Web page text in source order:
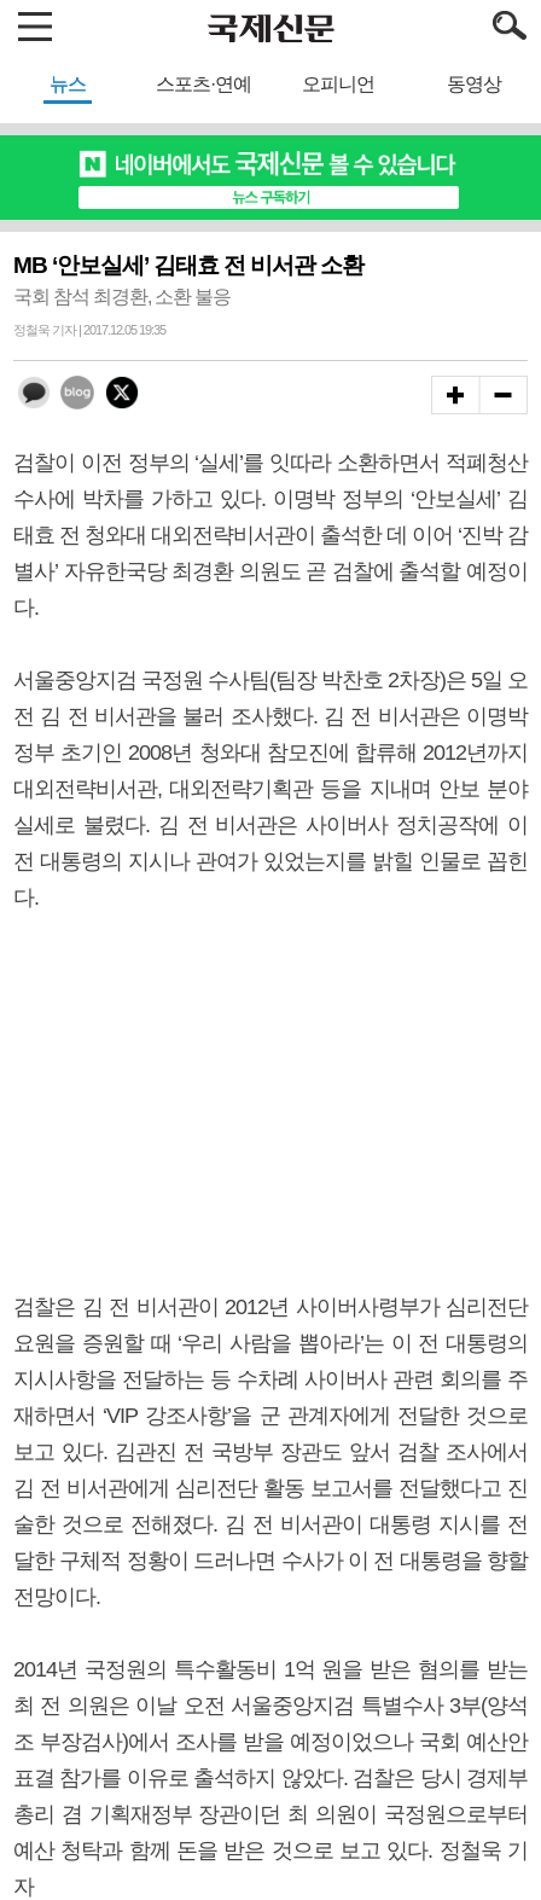
뉴스 스포츠·연예 오피니언 동영상
MB ‘안보실세’ 김태효 전 비서관 소환
국회 참석 최경환, 소환 불응
정철욱 기자 | 2017.12.05 19:35
검찰이 이전 정부의 ‘실세’를 잇따라 소환하면서 적폐청산
수사에 박차를 가하고 있다. 이명박 정부의 ‘안보실세’ 김
태효 전 청와대 대외전략비서관이 출석한 데 이어 ‘진박 감
별사’ 자유한국당 최경환 의원도 곧 검찰에 출석할 예정이
다.
서울중앙지검 국정원 수사팀(팀장 박찬호 2차장)은 5일 오
전 김 전 비서관을 불러 조사했다. 김 전 비서관은 이명박
정부 초기인 2008년 청와대 참모진에 합류해 2012년까지
대외전략비서관, 대외전략기획관 등을 지내며 안보 분야
실세로 불렸다. 김 전 비서관은 사이버사 정치공작에 이
전 대통령의 지시나 관여가 있었는지를 밝힐 인물로 꼽힌
다.
검찰은 김 전 비서관이 2012년 사이버사령부가 심리전단
요원을 증원할 때 ‘우리 사람을 뽑아라’는 이 전 대통령의
지시사항을 전달하는 등 수차례 사이버사 관련 회의를 주
재하면서 ‘VIP 강조사항’을 군 관계자에게 전달한 것으로
보고 있다. 김관진 전 국방부 장관도 앞서 검찰 조사에서
김 전 비서관에게 심리전단 활동 보고서를 전달했다고 진
술한 것으로 전해졌다. 김 전 비서관이 대통령 지시를 전
달한 구체적 정황이 드러나면 수사가 이 전 대통령을 향할
전망이다.
2014년 국정원의 특수활동비 1억 원을 받은 혐의를 받는
최 전 의원은 이날 오전 서울중앙지검 특별수사 3부(양석
조 부장검사)에서 조사를 받을 예정이었으나 국회 예산안
표결 참가를 이유로 출석하지 않았다. 검찰은 당시 경제부
총리 겸 기획재정부 장관이던 최 의원이 국정원으로부터
예산 청탁과 함께 돈을 받은 것으로 보고 있다. 정철욱 기
자